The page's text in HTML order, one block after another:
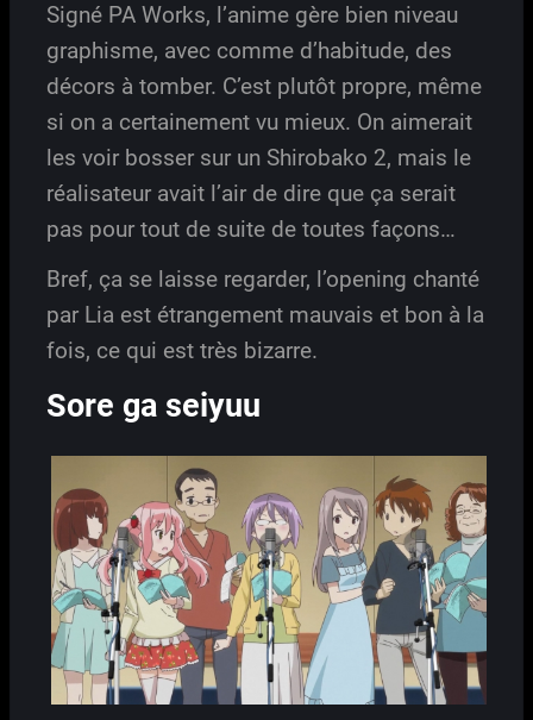
Signé PA Works, l’anime gère bien niveau
graphisme, avec comme d’habitude, des
décors à tomber. C’est plutôt propre, même
si on a certainement vu mieux. On aimerait
les voir bosser sur un Shirobako 2, mais le
réalisateur avait l’air de dire que ça serait
pas pour tout de suite de toutes façons…
Bref, ça se laisse regarder, l’opening chanté
par Lia est étrangement mauvais et bon à la
fois, ce qui est très bizarre.
Sore ga seiyuu